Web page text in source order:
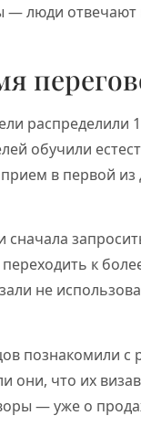
— люди
распределили
обучили
в первой
переходить к
не
познакомили
они, что их
— уже о